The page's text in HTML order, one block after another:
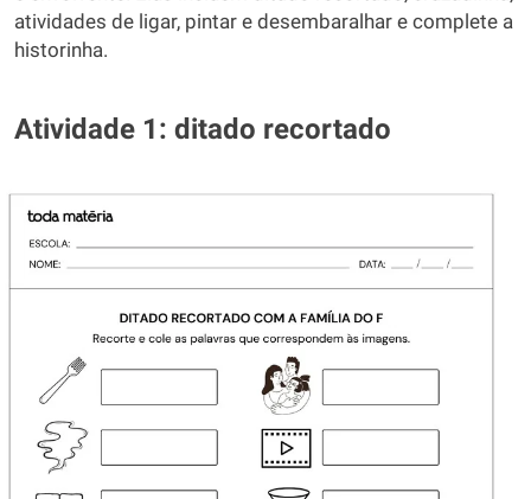
atividades de ligar, pintar e desembaralhar e complete a
historinha.
Atividade 1: ditado recortado